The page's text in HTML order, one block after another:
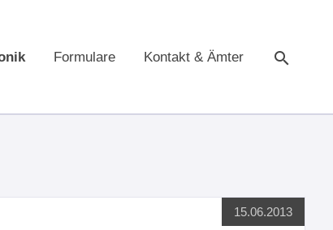
Formulare
Kontakt & Ämter
15.06.2013